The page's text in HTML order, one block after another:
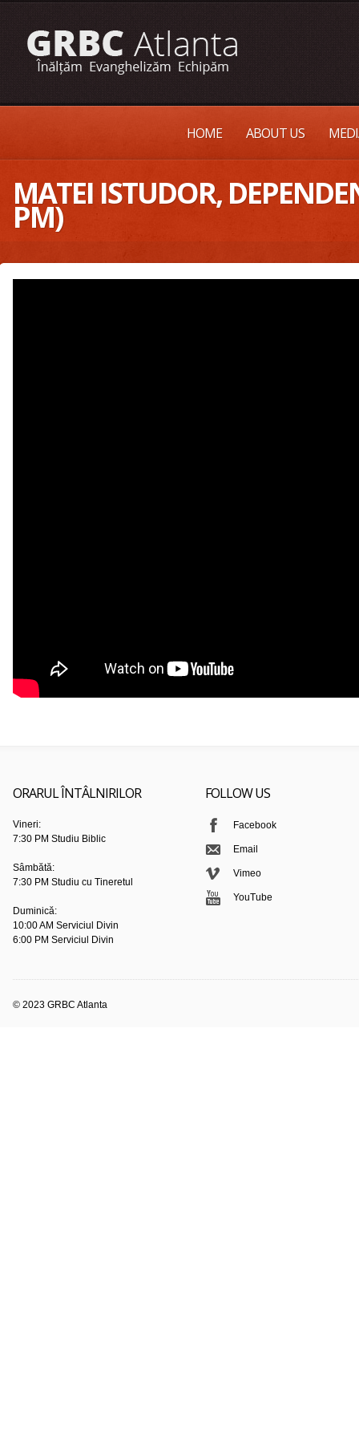
HOME ABOUT US
MATEI ISTUDOR,
PM)
ORARUL ÎNTÂLNIRILOR
Vineri:
7:30 PM Studiu Biblic
Sâmbătă:
7:30 PM Studiu cu Tineretul
Duminică:
10:00 AM Serviciul Divin
6:00 PM Serviciul Divin
FOLLOW US
Facebook
Email
Vimeo
YouTube
© 2023 GRBC Atlanta